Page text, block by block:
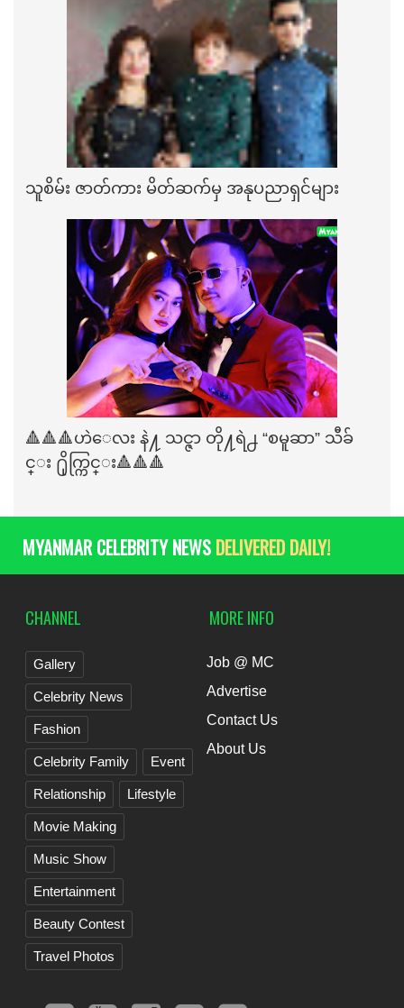
သူစိမ်း ဇာတ်ကား မိတ်ဆက်မှ အနုပညာရှင်များ
🔺🔺🔺ဟဲေလး နဲ႔ သင္ဇာ တို႔ရဲ႕ “စမူဆာ” သီခ်
င္း ႐ိုက္ကြင္း🔺🔺🔺
MYANMAR CELEBRITY NEWS DELIVERED DAILY!
CHANNEL
Gallery
Celebrity News
Fashion
Celebrity Family Event
Relationship Lifestyle
Movie Making
Music Show
Entertainment
Beauty Contest
Travel Photos
MORE INFO
Job @ MC
Advertise
Contact Us
About Us